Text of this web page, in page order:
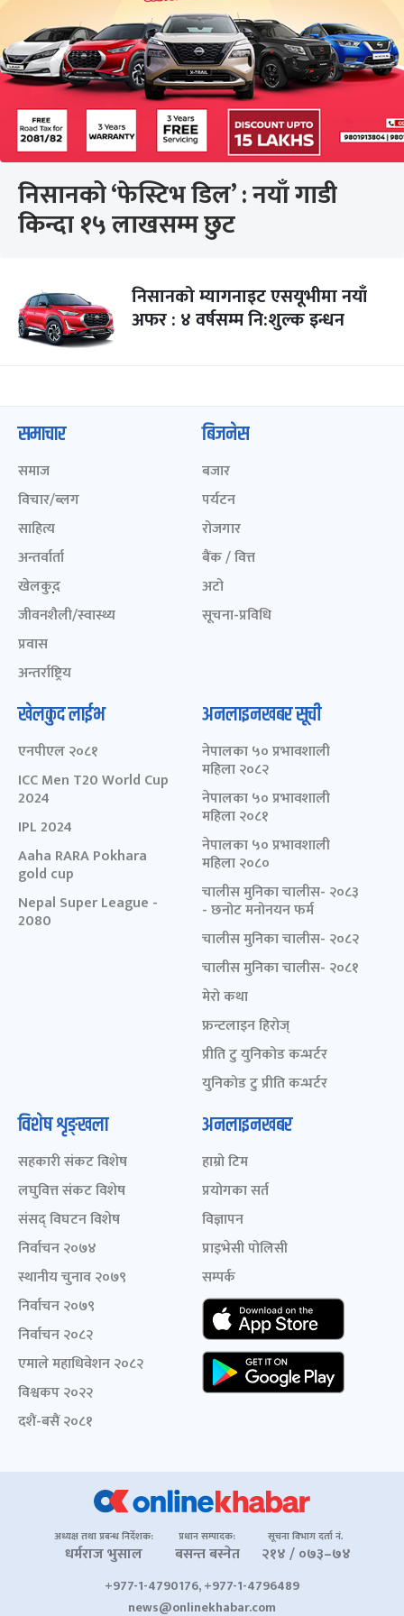
निसानको ‘फेस्टिभ डिल’ : नयाँ गाडी
किन्दा १५ लाखसम्म छुट
निसानको म्यागनाइट एसयूभीमा नयाँ
अफर : ४ वर्षसम्म नि:शुल्क इन्धन
समाचार
समाज
विचार/ब्लग
साहित्य
अन्तर्वार्ता
खेलकुद़़
जीवनशैली/स्वास्थ्य
प्रवास
अन्तर्राष्ट्रिय
बिजनेस
बजार
पर्यटन
रोजगार
बैंक / वित्त
अटो
सूचना-प्रविधि
खेलकुद लाईभ
एनपीएल २०८१
ICC Men T20 World Cup
2024
IPL 2024
Aaha RARA Pokhara
gold cup
Nepal Super League -
2080
अनलाइनखबर सूची
नेपालका ५० प्रभावशाली
महिला २०८२
नेपालका ५० प्रभावशाली
महिला २०८१
नेपालका ५० प्रभावशाली
महिला २०८०
चालीस मुनिका चालीस- २०८३
- छनोट मनोनयन फर्म
चालीस मुनिका चालीस- २०८२
चालीस मुनिका चालीस- २०८१
मेरो कथा
फ्रन्टलाइन हिरोज्
प्रीति टु युनिकोड कन्भर्टर
युनिकोड टु प्रीति कन्भर्टर
विशेष शृङ्खला
सहकारी संकट विशेष
लघुवित्त संकट विशेष
संसद् विघटन विशेष
निर्वाचन २०७४
स्थानीय चुनाव २०७९
निर्वाचन २०७९
निर्वाचन २०८२
एमाले महाधिवेशन २०८२
विश्वकप २०२२
दशैं-बसैं २०८१
अनलाइनखबर
हाम्रो टिम
प्रयोगका सर्त
विज्ञापन
प्राइभेसी पोलिसी
सम्पर्क
अध्यक्ष तथा प्रबन्ध निर्देशक:
धर्मराज भुसाल
प्रधान सम्पादक:
बसन्त बस्नेत
सूचना विभाग दर्ता नं.
२१४ / ०७३–७४
+977-1-4790176, +977-1-4796489
news@onlinekhabar.com